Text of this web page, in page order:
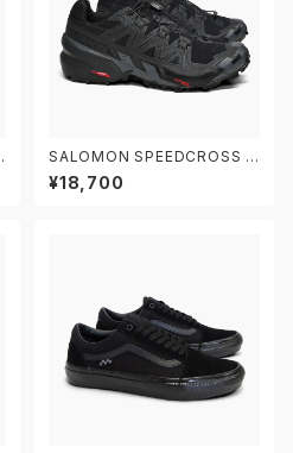
SALOMON SPEEDCROSS 6
M/L41737900 W/L4174280
0 サロモン スピードクロス6 ト
¥18,700